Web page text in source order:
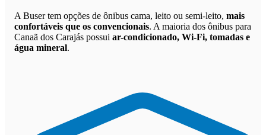
A Buser tem opções de ônibus cama, leito ou semi-leito, mais
confortáveis que os convencionais. A maioria dos ônibus para
Canaã dos Carajás possui ar-condicionado, Wi-Fi, tomadas e
água mineral.